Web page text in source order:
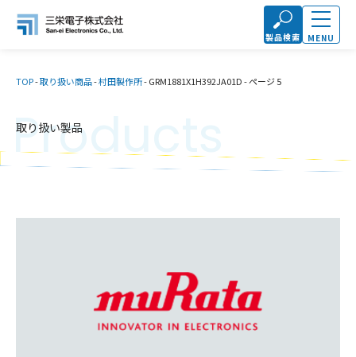
製品検索 MENU
TOP-取り扱い商品-村田製作所-GRM1881X1H392JA01D-ページ 5
取り扱い製品
Products